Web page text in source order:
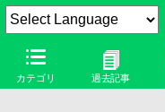
カテゴリ 過去記事